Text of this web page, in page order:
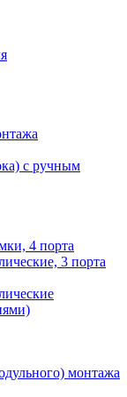
с ручным
4 порта
3 порта
монтажа